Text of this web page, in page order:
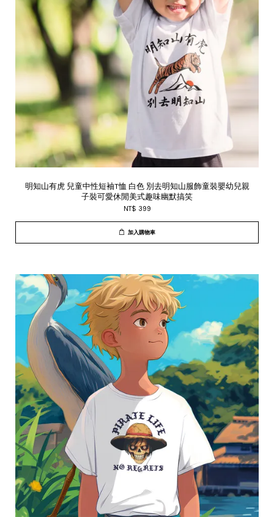
明知山有虎 兒童中性短袖T恤 白色 別去明知山服飾童裝嬰幼兒親
子裝可愛休閒美式趣味幽默搞笑
NT$ 399
加入購物車